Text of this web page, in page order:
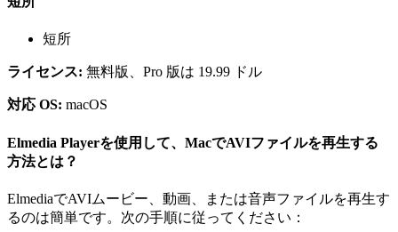
短所
ライセンス: 無料版、Pro 版は 19.99 ドル
対応 OS: macOS
Elmedia Playerを使用して、MacでAVIファイルを再生する
方法とは？
ElmediaでAVIムービー、動画、または音声ファイルを再生す
るのは簡単です。次の手順に従ってください：